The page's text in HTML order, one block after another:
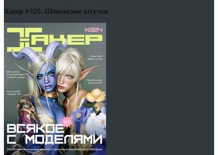
Хакер #325. Шпионские штучки